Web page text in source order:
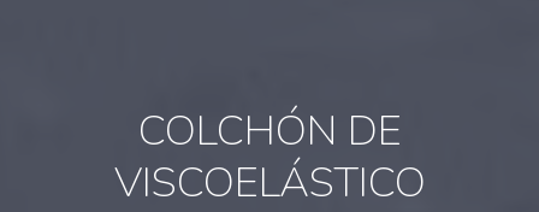
COLCHÓN DE
VISCOELÁSTICO